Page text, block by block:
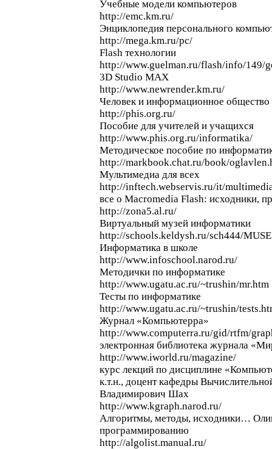
Учебные модели компьютеров
http://emc.km.ru/
Энциклопедия персонального
http://mega.km.ru/pc/
Flash технологии
http://www.guelman.ru/flash/info/149/
3D Studio MAX
http://www.newrender.km.ru/
Человек и информационное
http://phis.org.ru/
Пособие для учителей и учащихся
http://www.phis.org.ru/informatika/
Методическое пособие по
http://markbook.chat.ru/book/
Мультимедиа для всех
http://inftech.webservis.ru/it/
все o Macromedia Flash: исходники,
http://zona5.al.ru/
Виртуальный музей информатики
http://schools.keldysh.ru/sch444/
Информатика в школе
http://www.infoschool.narod.ru/
Методички по информатике
http://www.ugatu.ac.ru/~trushin/mr.htm
Тесты по информатике
http://www.ugatu.ac.ru/~trushin/
Журнал «Компьютерра»
http://www.computerra.ru/gid/rtfm/
электронная библиотека журнала
http://www.iworld.ru/magazine/
курс лекций по дисциплине
к.т.н., доцент кафедры
Владимирович Шах
http://www.kgraph.narod.ru/
Алгоритмы, методы, исходники…
программированию
http://algolist.manual.ru/